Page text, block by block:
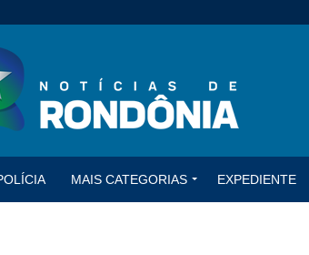
MAIS CATEGORIAS EXPEDIENTE